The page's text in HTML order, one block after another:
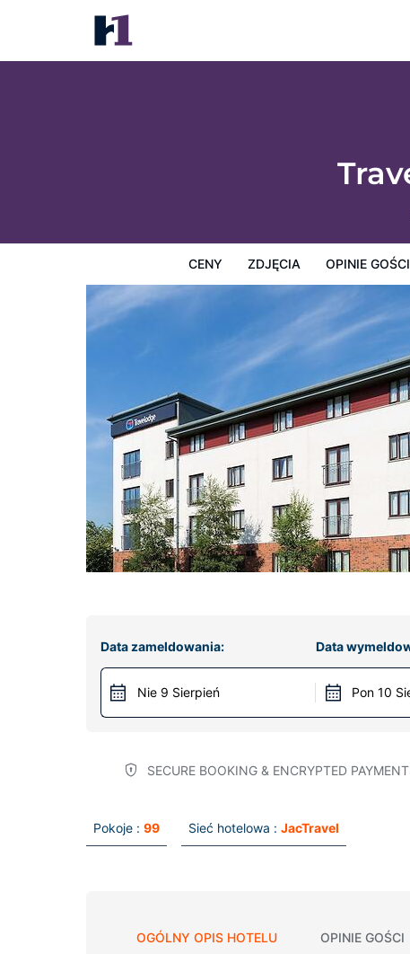
CENY ZDJĘCIA OPINIE GOŚCI
Travelodge Glasgow Braehead
Ceny Zdjęcia
Data zameldowania:
Nie 9 Sierpień
Data
Pon 10
SECURE BOOKING & ENCRYPTED
Pokoje : 99 Sieć hotelowa : JacTravel
OGÓLNY OPIS HOTELU OPINIE GOŚCI